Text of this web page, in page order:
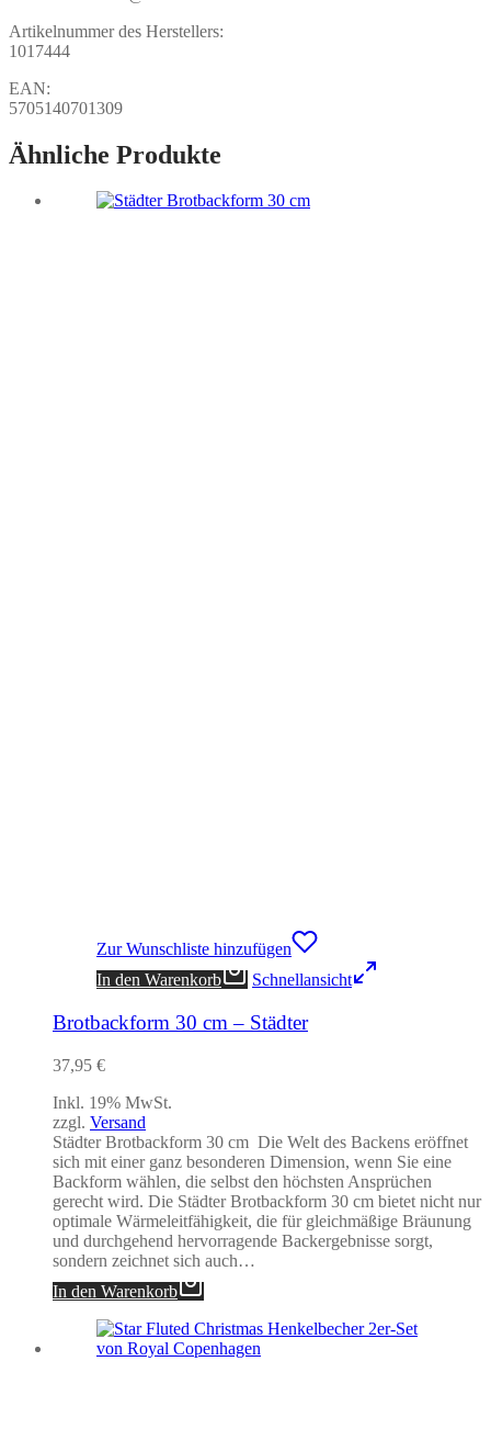
Artikelnummer des Herstellers:
1017444
EAN:
5705140701309
Ähnliche Produkte
Zur Wunschliste hinzufügen
In den Warenkorb
Schnellansicht
Brotbackform 30 cm – Städter
37,95 €
Inkl. 19% MwSt.
zzgl. Versand
Städter Brotbackform 30 cm Die Welt des Backens eröffnet
sich mit einer ganz besonderen Dimension, wenn Sie eine
Backform wählen, die selbst den höchsten Ansprüchen
gerecht wird. Die Städter Brotbackform 30 cm bietet nicht nur
optimale Wärmeleitfähigkeit, die für gleichmäßige Bräunung
und durchgehend hervorragende Backergebnisse sorgt,
sondern zeichnet sich auch…
In den Warenkorb